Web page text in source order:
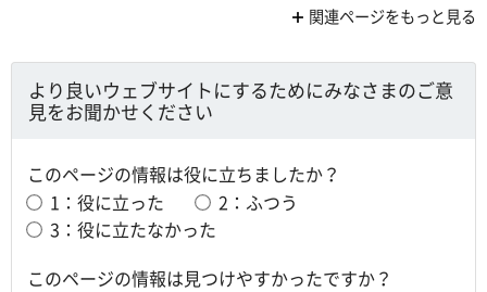
関連ページをもっと見る
より良いウェブサイトにするためにみなさまのご意
見をお聞かせください
このページの情報は役に立ちましたか？
1：役に立った
2：ふつう
3：役に立たなかった
このページの情報は見つけやすかったですか？